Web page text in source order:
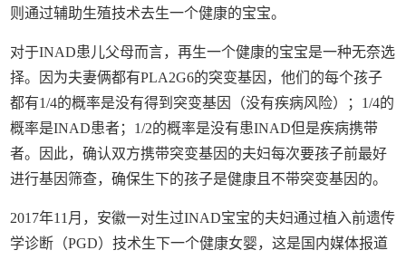
则通过辅助生殖技术去生一个健康的宝宝。
对于INAD患儿父母而言，再生一个健康的宝宝是一种无奈选
择。因为夫妻俩都有PLA2G6的突变基因，他们的每个孩子
都有1/4的概率是没有得到突变基因（没有疾病风险）；1/4的
概率是INAD患者；1/2的概率是没有患INAD但是疾病携带
者。因此，确认双方携带突变基因的夫妇每次要孩子前最好
进行基因筛查，确保生下的孩子是健康且不带突变基因的。
2017年11月，安徽一对生过INAD宝宝的夫妇通过植入前遗传
学诊断（PGD）技术生下一个健康女婴，这是国内媒体报道